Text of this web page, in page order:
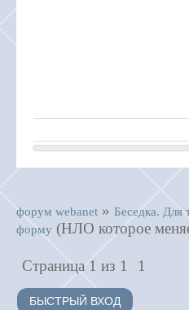
форум webanet » Беседка. Для
форму (НЛО которое
Страница 1 из 1 1